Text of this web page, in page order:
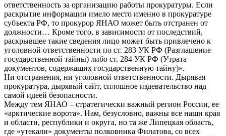
ответственность за организацию работы прокуратуры. Если
раскрытие информации имело место именно в прокуратуре
субъекта РФ, то прокурор ЯНАО может быть отстранен от
должности… Кроме того, в зависимости от последствий,
раскрывшее такие сведения лицо может быть привлечено к
уголовной ответственности по ст. 283 УК РФ (Разглашение
государственной тайны) либо ст. 284 УК РФ (Утрата
документов, содержащих государственную тайну)».
Ни отстранения, ни уголовной ответственности. Дырявая
прокуратура, дырявый сайт, сплошное издевательство над
самой идеей безопасности.
Между тем ЯНАО – стратегически важный регион России, ее
«арктические ворота». Нам, безусловно, важны все наши края
и области, республики и округа, но та же Липецкая область,
где «утекали» документы полковника Филатова, со всех